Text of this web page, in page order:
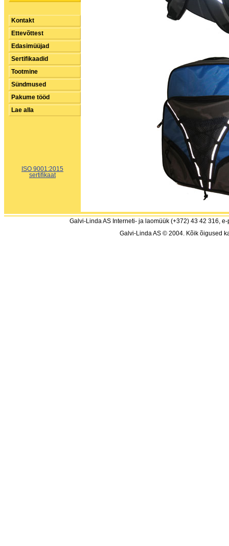
Kontakt
Ettevõttest
Edasimüüjad
Sertifikaadid
Tootmine
Sündmused
Pakume tööd
Lae alla
ISO 9001:2015
sertifikaat
Galvi-Linda AS Interneti- ja laomüük (+372) 43 42 316,
Galvi-Linda AS © 2004. Kõik õigused